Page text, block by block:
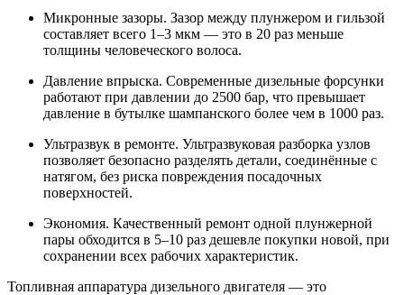
Микронные зазоры. Зазор между плунжером и гильзой
составляет всего 1–3 мкм — это в 20 раз меньше
толщины человеческого волоса.
Давление впрыска. Современные дизельные форсунки
работают при давлении до 2500 бар, что превышает
давление в бутылке шампанского более чем в 1000 раз.
Ультразвук в ремонте. Ультразвуковая разборка узлов
позволяет безопасно разделять детали, соединённые с
натягом, без риска повреждения посадочных
поверхностей.
Экономия. Качественный ремонт одной плунжерной
пары обходится в 5–10 раз дешевле покупки новой, при
сохранении всех рабочих характеристик.
Топливная аппаратура дизельного двигателя — это